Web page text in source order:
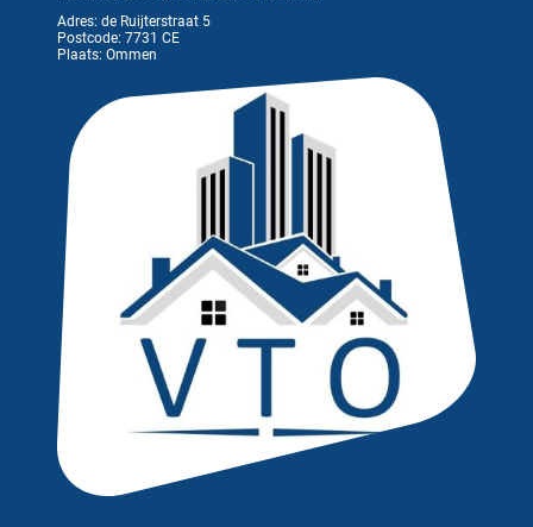
Adres: de Ruijterstraat 5
Postcode: 7731 CE
Plaats: Ommen